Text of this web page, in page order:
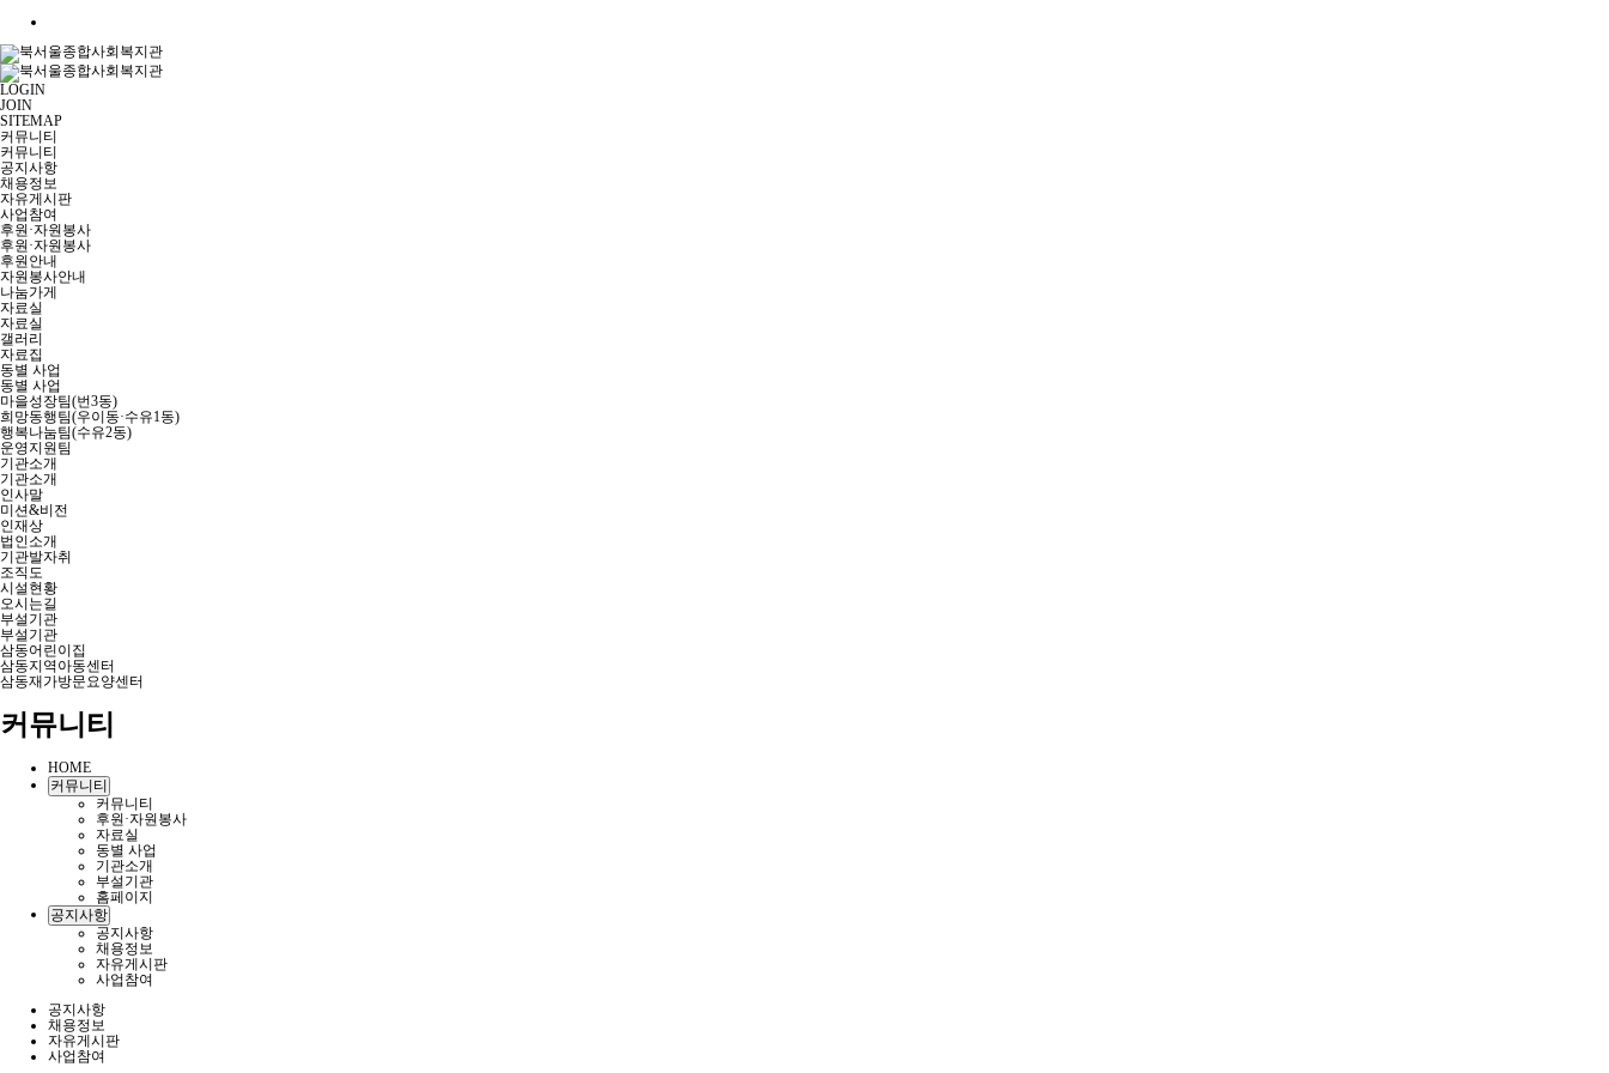
LOGIN
JOIN
SITEMAP
커뮤니티
커뮤니티
공지사항
채용정보
자유게시판
사업참여
후원·자원봉사
후원·자원봉사
후원안내
자원봉사안내
나눔가게
자료실
자료실
갤러리
자료집
동별 사업
동별 사업
마을성장팀(번3동)
희망동행팀(우이동·수유1동)
행복나눔팀(수유2동)
운영지원팀
기관소개
기관소개
인사말
미션&비전
인재상
법인소개
기관발자취
조직도
시설현황
오시는길
부설기관
부설기관
삼동어린이집
삼동지역아동센터
삼동재가방문요양센터
커뮤니티
HOME
커뮤니티
커뮤니티
후원·자원봉사
자료실
동별 사업
기관소개
부설기관
홈페이지
공지사항
공지사항
채용정보
자유게시판
사업참여
공지사항
채용정보
자유게시판
사업참여